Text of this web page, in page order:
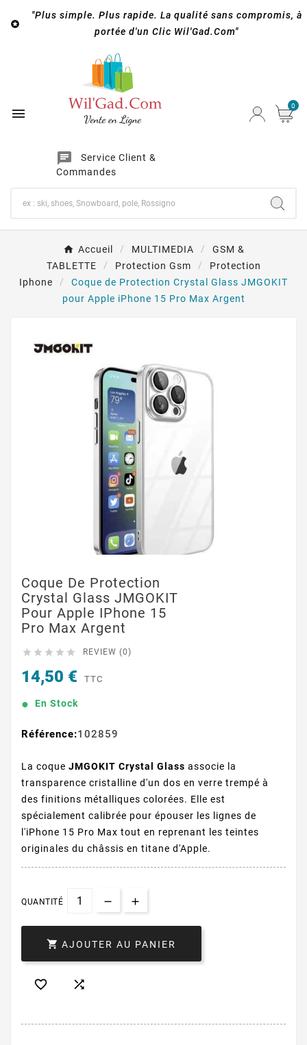

"Plus simple. Plus rapide. La qualité sans compromis, à
portée d'un Clic Wil'Gad.Com"

chat
Service Client &
Commandes
0
Accueil MULTIMEDIA
GSM &
TABLETTE
Protection Gsm
Protection
Iphone
Coque de Protection Crystal Glass JMGOKIT
pour Apple iPhone 15 Pro Max Argent
Coque De Protection
Crystal Glass JMGOKIT
Pour Apple IPhone 15
Pro Max Argent
     REVIEW (0)
14,50 € TTC
En Stock
Référence:102859
La coque JMGOKIT Crystal Glass associe la
transparence cristalline d'un dos en verre trempé à
des finitions métalliques colorées. Elle est
spécialement calibrée pour épouser les lignes de
l'iPhone 15 Pro Max tout en reprenant les teintes
originales du châssis en titane d'Apple.
QUANTITÉ
 AJOUTER AU PANIER
 